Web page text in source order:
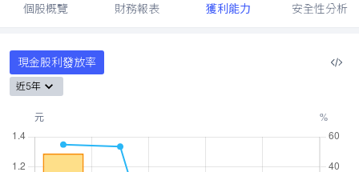
個股概覽 財務報表 獲利能力 安全性分析
現金股利發放率
近5年